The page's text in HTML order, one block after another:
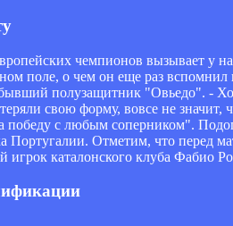
чемпионов вызывает у
поле, о чем он еще раз
полузащитник "Овьедо". -
свою форму, вовсе не
победу с любым соперником".
Португалии. Отметим, что перед
каталонского клуба Фабио